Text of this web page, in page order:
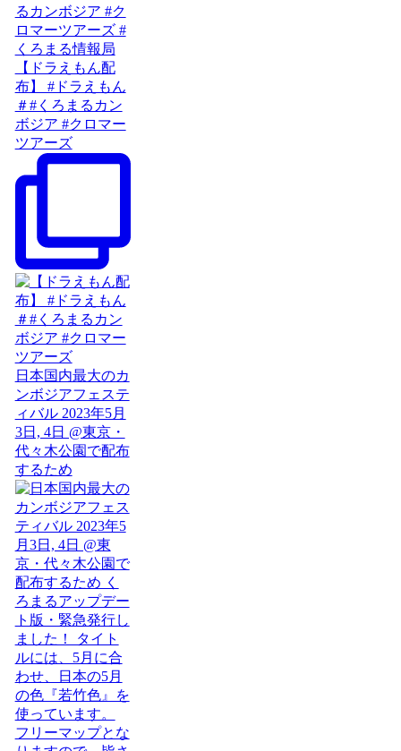
【ドラえもん配
布】 #ドラえもん
＃#くろまるカン
ボジア #クロマー
ツアーズ
日本国内最大のカ
ンボジアフェステ
ィバル 2023年5月
3日, 4日 @東京・
代々木公園で配布
するため